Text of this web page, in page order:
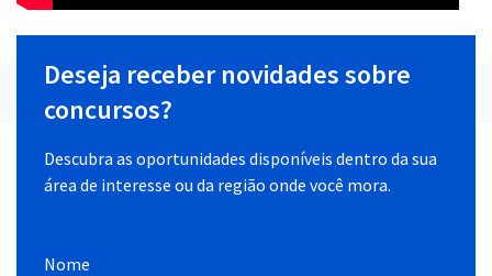
Deseja receber novidades sobre
concursos?
Descubra as oportunidades disponíveis dentro da sua
área de interesse ou da região onde você mora.
Nome